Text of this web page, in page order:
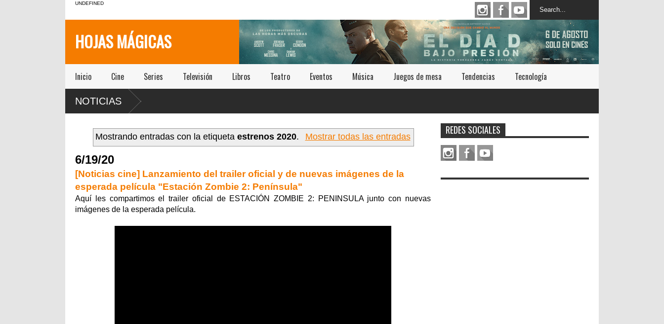
UNDEFINED
HOJAS MÁGICAS
Inicio Cine Series Televisión Libros Teatro Eventos Música Juegos de mesa Tendencias Tecnología
NOTICIAS
Mostrando entradas con la etiquetaestrenos 2020. Mostrar todas las entradas
6/19/20
[Noticias cine] Lanzamiento del trailer oficial y de nuevas imágenes de la
esperada película "Estación Zombie 2: Península"
Aquí les compartimos el trailer oficial de ESTACIÓN ZOMBIE 2: PENINSULA junto con nuevas
imágenes de la esperada película.
REDES SOCIALES